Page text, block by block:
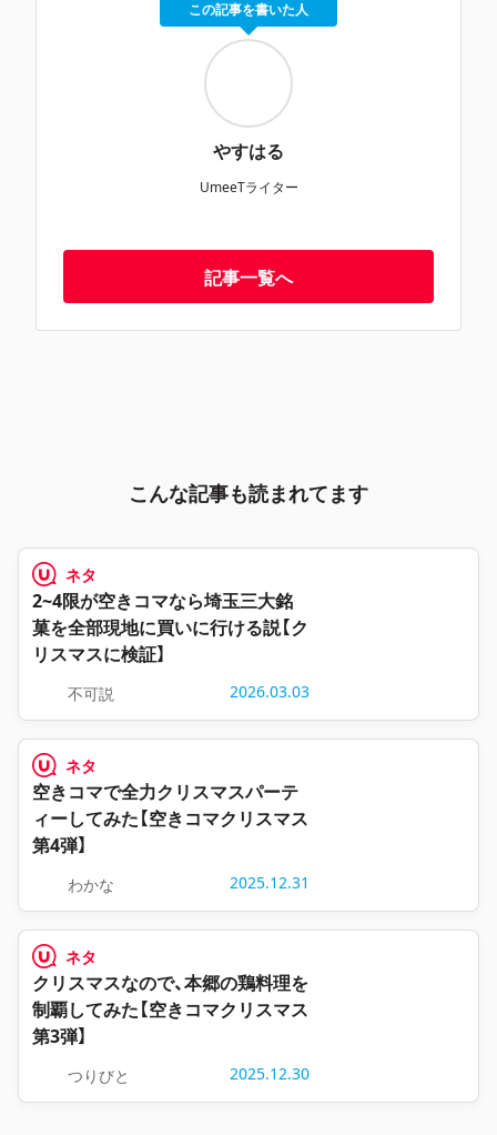
この記事を書いた人
やすはる
UmeeTライター
記事一覧へ
こんな記事も読まれてます
ネタ
2~4限が空きコマなら埼玉三大銘
菓を全部現地に買いに行ける説【ク
リスマスに検証】
不可説 2026.03.03
ネタ
空きコマで全力クリスマスパーテ
ィーしてみた【空きコマクリスマス
第4弾】
わかな 2025.12.31
ネタ
クリスマスなので、本郷の鶏料理を
制覇してみた【空きコマクリスマス
第3弾】
つりびと 2025.12.30